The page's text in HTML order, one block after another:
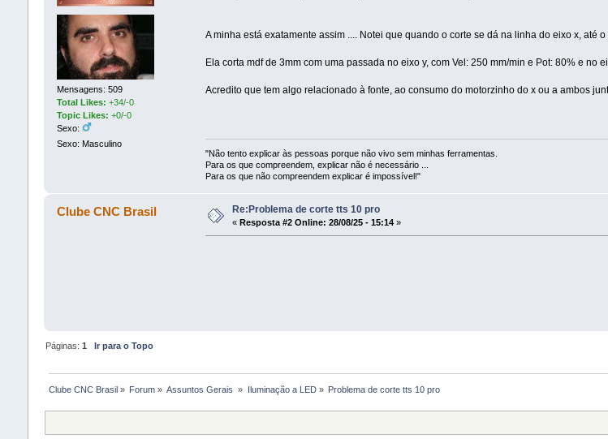
Mensagens: 509
Total Likes: +34/-0
Topic Likes: +0/-0
Sexo:
Sexo: Masculino
A minha está exatamente assim .... Notei que quando o corte se dá na linha do eixo x, até
Ela corta mdf de 3mm com uma passada no eixo y, com Vel: 250 mm/min e Pot: 80% e no
Acredito que tem algo relacionado à fonte, ao consumo do motorzinho do x ou a ambos
"Não tento explicar às pessoas porque não vivo sem minhas ferramentas.
Para os que compreendem, explicar não é necessário ...
Para os que não compreendem explicar é impossível!"
Clube CNC Brasil Re:Problema de corte tts 10 pro
« Resposta #2 Online: 28/08/25 - 15:14»
Páginas: 1
Ir para o Topo
Clube CNC Brasil » Forum » Assuntos Gerais » Iluminação a LED» Problema de corte tts 10 pro